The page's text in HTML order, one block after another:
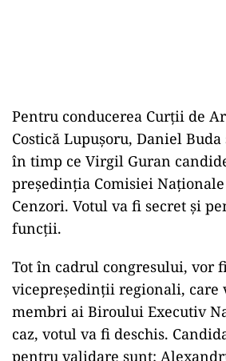
Pentru conducerea Curții de
Costică Lupușoru, Daniel
în timp ce Virgil Guran
președinția Comisiei
Cenzori. Votul va fi secret și
funcții.
Tot în cadrul congresului, vor
vicepreședinții regionali, care
membri ai Biroului Executiv
caz, votul va fi deschis.
pentru validare sunt: